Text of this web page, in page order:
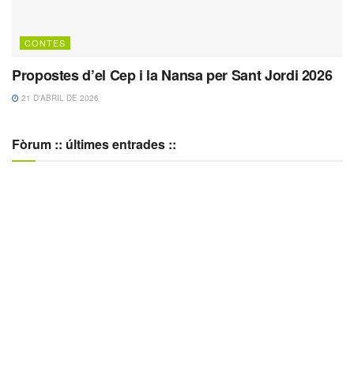
CONTES
Propostes d’el Cep i la Nansa per Sant Jordi 2026
21 D'ABRIL DE 2026
Fòrum :: últimes entrades ::